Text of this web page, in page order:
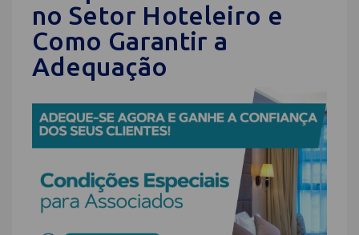
no Setor Hoteleiro e
Como Garantir a
Adequação